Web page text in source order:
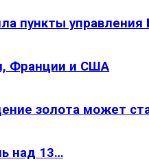
пункты
Франции и США
золота может
над 13…